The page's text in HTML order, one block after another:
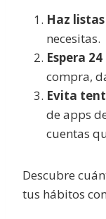
Haz
necesitas.
Espera
compra,
Evita
de apps
cuentas
Descubre
tus hábitos